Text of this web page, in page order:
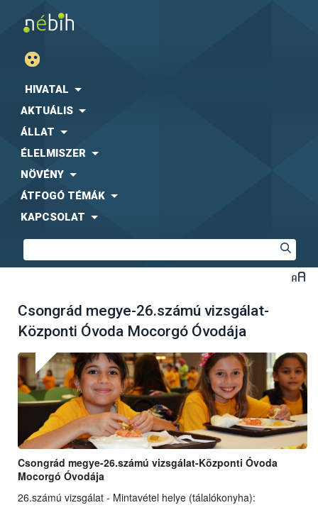
HIVATAL
AKTUÁLIS
ÁLLAT
ÉLELMISZER
NÖVÉNY
ÁTFOGÓ TÉMÁK
KAPCSOLAT
Csongrád megye-26.számú vizsgálat-
Központi Óvoda Mocorgó Óvodája
Csongrád megye-26.számú vizsgálat-Központi Óvoda
Mocorgó Óvodája
26.számú vizsgálat - Mintavétel helye (tálalókonyha):